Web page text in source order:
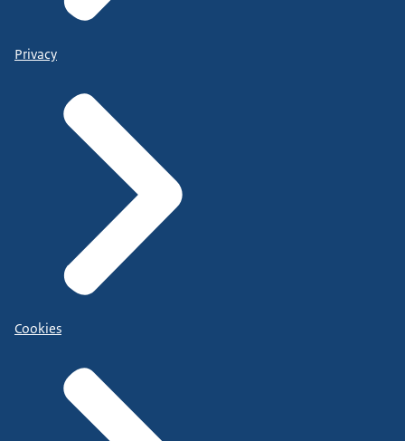
Privacy
Cookies